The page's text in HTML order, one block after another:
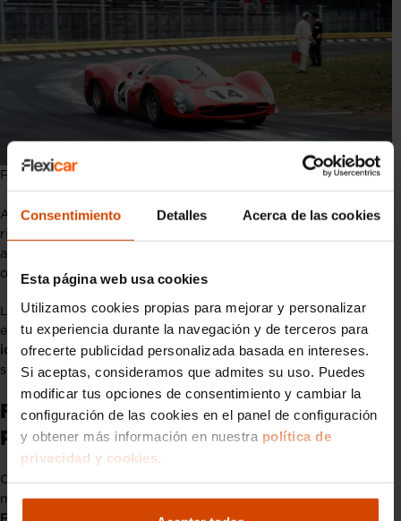
Consentimiento Detalles Acerca de las cookies
Esta página web usa cookies
Utilizamos cookies propias para mejorar y personalizar
tu experiencia durante la navegación y de terceros para
ofrecerte publicidad personalizada basada en intereses.
Si aceptas, consideramos que admites su uso. Puedes
modificar tus opciones de consentimiento y cambiar la
configuración de las cookies en el panel de configuración
y obtener más información en nuestra política de
privacidad y cookies.
Ferrari P330
Aunque los frentes de batalla pudieron haber cambiado, la
rivalidad Ford vs Ferrari nunca se disipó completamente, pues
ambas marcas continuaron innovando y buscando superar al
otro en varios escenarios del automovilismo.
Los años 70 pueden haber sido menos intensos en términos de
enfrentamientos directos, perofueron cruciales para definir las
identidades modernas de Ford y Ferrari, cimentando aún más
su rivalidad legendaria en la historia de los deportes del motor.
Ford vs Ferrari en los Años 80 y 90: Un
Respiro Temporal
Con el tiempo,
marcas se centraron en diferentes categorías de carreras,